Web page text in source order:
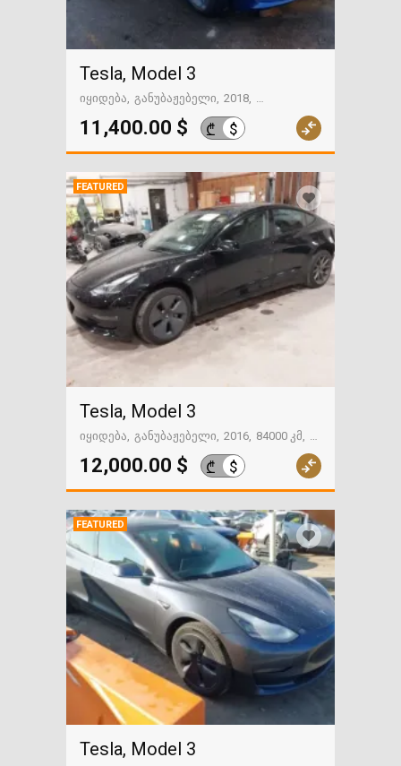
Tesla, Model 3
იყიდება განუბაჟებელი 2018
გზაში. საქართველოსკენ
11,400.00 $ ₾ $
FEATURED
Tesla, Model 3
იყიდება განუბაჟებელი 2016 84000 კმ
გზაში. საქართველოსკენ
12,000.00 $ ₾ $
FEATURED
Tesla, Model 3